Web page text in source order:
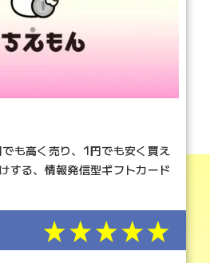
でも高く売り、1円でも安く買え
する、情報発信型ギフトカード
星5つ